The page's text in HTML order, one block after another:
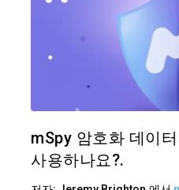
mSpy 암호화 데이
사용하나요?.